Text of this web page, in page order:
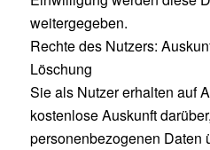
weitergegeben.
Rechte des Nutzers:
Löschung
Sie als Nutzer erhalten auf
kostenlose Auskunft
personenbezogenen Daten